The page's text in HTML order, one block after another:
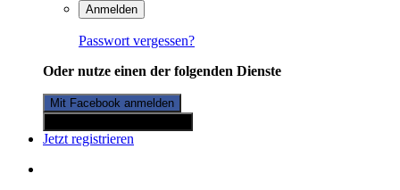
Anmelden
Passwort vergessen?
Oder nutze einen der folgenden Dienste
Mit Facebook anmelden
Jetzt registrieren